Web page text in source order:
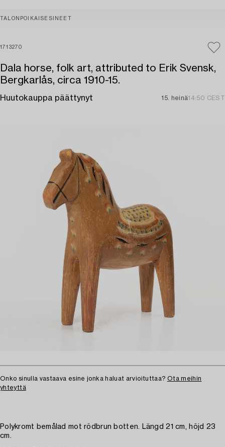
TALONPOIKAISESINEET
1713270
Dala horse, folk art, attributed to Erik Svensk,
Bergkarlås, circa 1910-15.
Huutokauppa päättynyt 15. heinä14:50 CEST
Onko sinulla vastaava esine jonka haluat arvioituttaa? Ota meihin
yhteyttä
Polykromt bemålad mot rödbrun botten. Längd 21 cm, höjd 23
cm.